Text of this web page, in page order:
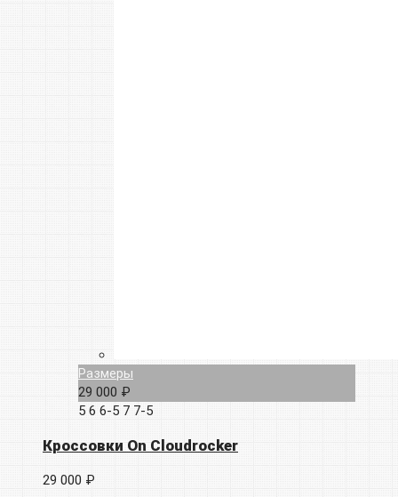
Размеры
29 000 ₽
5 6 6-5 7 7-5
Кроссовки On Cloudrocker
29 000 ₽